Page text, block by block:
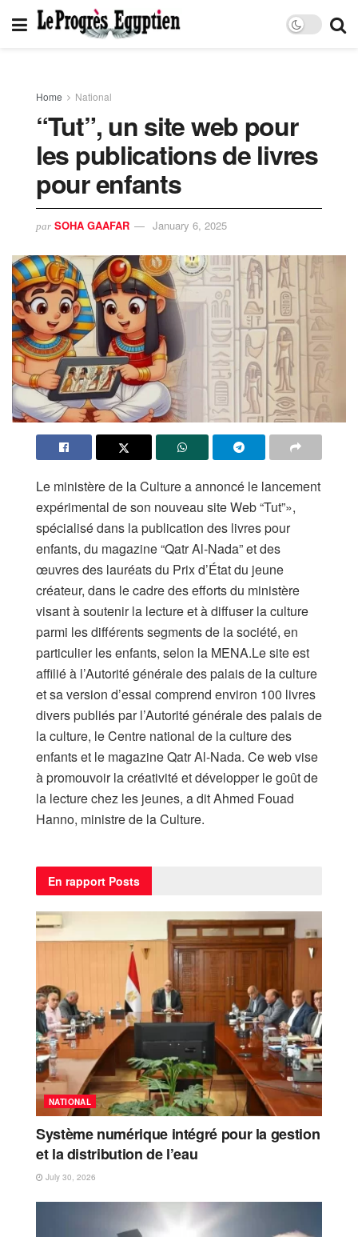
Home National
“Tut”, un site web pour
les publications de livres
pour enfants
par SOHA GAAFAR January 6, 2025
Le ministère de la Culture a annoncé le lancement
expérimental de son nouveau site Web “Tut”»,
spécialisé dans la publication des livres pour
enfants, du magazine “Qatr Al-Nada” et des
œuvres des lauréats du Prix d’État du jeune
créateur, dans le cadre des efforts du ministère
visant à soutenir la lecture et à diffuser la culture
parmi les différents segments de la société, en
particulier les enfants, selon la MENA.Le site est
affilié à l’Autorité générale des palais de la culture
et sa version d’essai comprend environ 100 livres
divers publiés par l’Autorité générale des palais de
la culture, le Centre national de la culture des
enfants et le magazine Qatr Al-Nada. Ce web vise
à promouvoir la créativité et développer le goût de
la lecture chez les jeunes, a dit Ahmed Fouad
Hanno, ministre de la Culture.
En rapport Posts
NATIONAL
Système numérique intégré pour la gestion
et la distribution de l’eau
July 30, 2026